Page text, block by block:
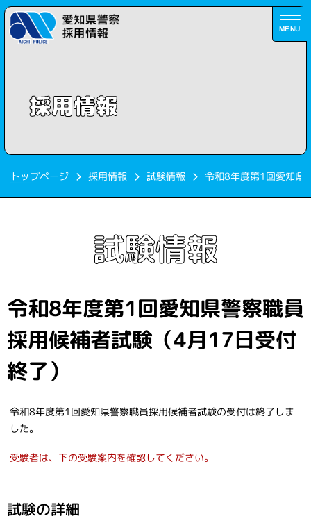
MENU
採用情報
トップページ 採用情報 試験情報 令和8年度第1回愛知県
試験情報
令和8年度第1回愛知県警察職員
採用候補者試験（4月17日受付
終了）
令和8年度第1回愛知県警察職員採用候補者試験の受付は終了しま
した。
受験者は、下の受験案内を確認してください。
試験の詳細